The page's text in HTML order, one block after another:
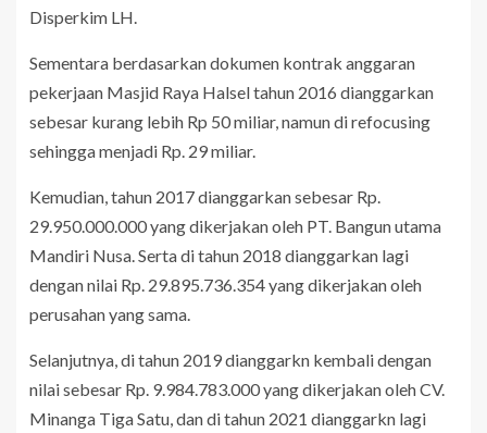
Disperkim LH.
Sementara berdasarkan dokumen kontrak anggaran
pekerjaan Masjid Raya Halsel tahun 2016 dianggarkan
sebesar kurang lebih Rp 50 miliar, namun di refocusing
sehingga menjadi Rp. 29 miliar.
Kemudian, tahun 2017 dianggarkan sebesar Rp.
29.950.000.000 yang dikerjakan oleh PT. Bangun utama
Mandiri Nusa. Serta di tahun 2018 dianggarkan lagi
dengan nilai Rp. 29.895.736.354 yang dikerjakan oleh
perusahan yang sama.
Selanjutnya, di tahun 2019 dianggarkn kembali dengan
nilai sebesar Rp. 9.984.783.000 yang dikerjakan oleh CV.
Minanga Tiga Satu, dan di tahun 2021 dianggarkn lagi